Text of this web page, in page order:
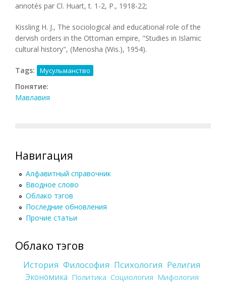
annotés par Cl. Huart, t. 1-2, P., 1918-22;
Kissling H. J., The sociological and educational role of the
dervish orders in the Ottoman empire, "Studies in Islamic
cultural history", (Menosha (Wis.), 1954).
Tags: Мусульманство
Понятие:
Мавлавия
Навигация
Алфавитный справочник
Вводное слово
Облако тэгов
Последние обновления
Прочие статьи
Облако тэгов
История Философия Психология Религия
Экономика Политика Социология Мифология